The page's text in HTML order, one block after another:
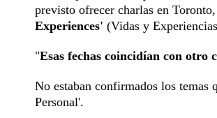
previsto ofrecer charlas en
Experiences' (Vidas y
"Esas fechas coincidían con otro
No estaban confirmados los temas
Personal'.